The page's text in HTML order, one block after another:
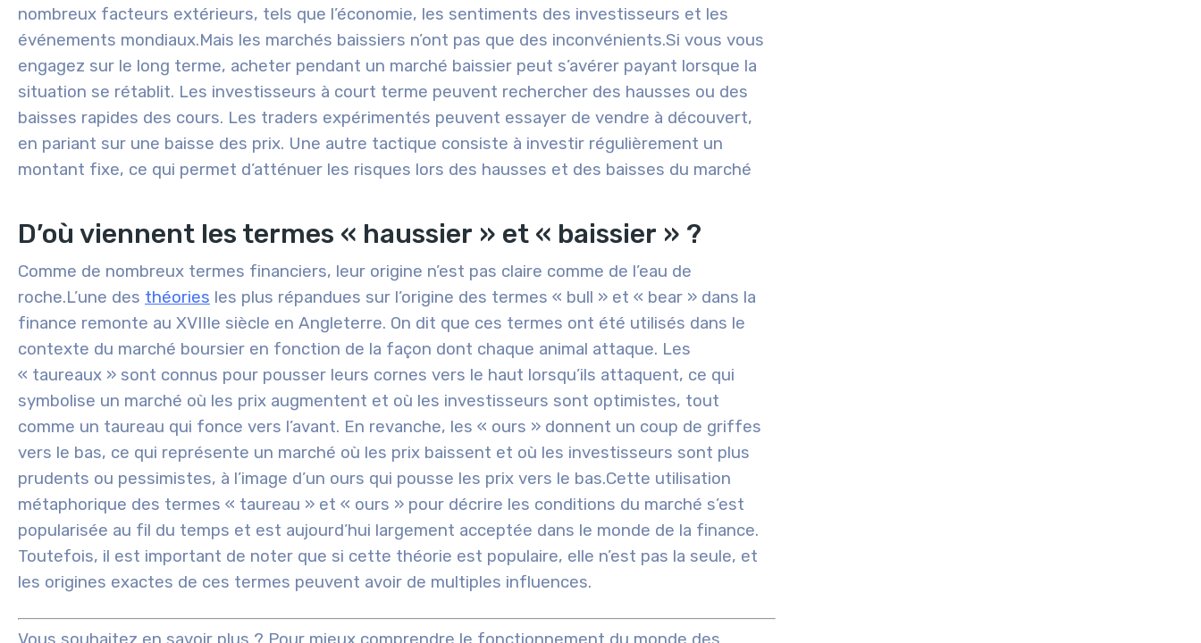
nombreux facteurs extérieurs, tels que l’économie, les sentiments des investisseurs et les
événements mondiaux.Mais les marchés baissiers n’ont pas que des inconvénients.Si vous vous
engagez sur le long terme, acheter pendant un marché baissier peut s’avérer payant lorsque la
situation se rétablit. Les investisseurs à court terme peuvent rechercher des hausses ou des
baisses rapides des cours. Les traders expérimentés peuvent essayer de vendre à découvert,
en pariant sur une baisse des prix. Une autre tactique consiste à investir régulièrement un
montant fixe, ce qui permet d’atténuer les risques lors des hausses et des baisses du marché
D’où viennent les termes « haussier » et « baissier » ?
Comme de nombreux termes financiers, leur origine n’est pas claire comme de l’eau de
roche.L’une des théories les plus répandues sur l’origine des termes « bull » et « bear » dans la
finance remonte au XVIIIe siècle en Angleterre. On dit que ces termes ont été utilisés dans le
contexte du marché boursier en fonction de la façon dont chaque animal attaque. Les
« taureaux » sont connus pour pousser leurs cornes vers le haut lorsqu’ils attaquent, ce qui
symbolise un marché où les prix augmentent et où les investisseurs sont optimistes, tout
comme un taureau qui fonce vers l’avant. En revanche, les « ours » donnent un coup de griffes
vers le bas, ce qui représente un marché où les prix baissent et où les investisseurs sont plus
prudents ou pessimistes, à l’image d’un ours qui pousse les prix vers le bas.Cette utilisation
métaphorique des termes « taureau » et « ours » pour décrire les conditions du marché s’est
popularisée au fil du temps et est aujourd’hui largement acceptée dans le monde de la finance.
Toutefois, il est important de noter que si cette théorie est populaire, elle n’est pas la seule, et
les origines exactes de ces termes peuvent avoir de multiples influences.